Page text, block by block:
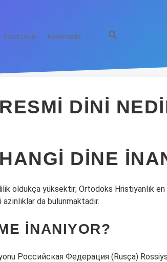
Yasal Uyarı Hakkımızda
DINI
DINE
oldukça yüksektir; Ortodoks Hristiyanlık en
da bulunmaktadır.
INANIYOR?
Российская Федерация (Rusça)